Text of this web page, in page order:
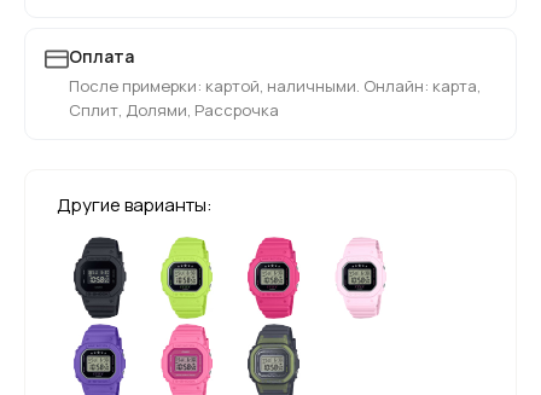
Оплата
После примерки: картой, наличными. Онлайн: карта,
Сплит, Долями, Рассрочка
Другие варианты: